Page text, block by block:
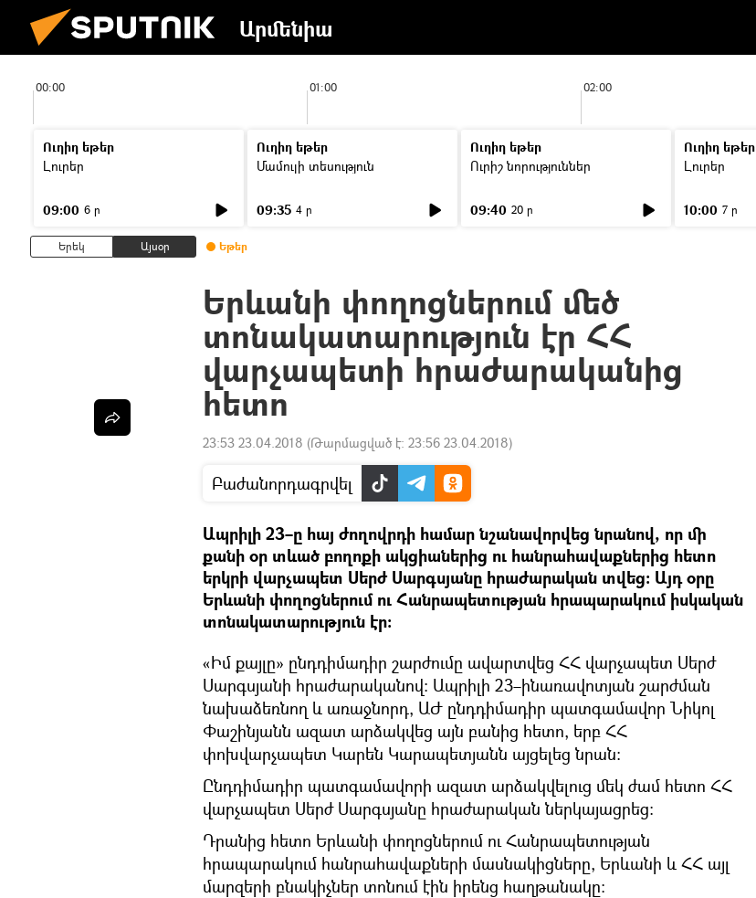
Արմենիա
00:00 01:00 02:00
Ուղիղ եթեր
Լուրեր
09:00 6 ր
Ուղիղ եթեր
Մամուլի տեսություն
09:35 4 ր
Ուղիղ եթեր
Ուրիշ նորություններ
09:40 20 ր
Ուղիղ եթեր
Լուրեր
10:00 7 ր
Երեկ Այսօր Եթեր
Երևանի փողոցներում մեծ
տոնակատարություն էր ՀՀ
վարչապետի հրաժարականից
հետո
23:53 23.04.2018 (Թարմացված է: 23:56 23.04.2018)
Բաժանորդագրվել
Ապրիլի 23–ը հայ ժողովրդի համար նշանավորվեց նրանով, որ մի
քանի օր տևած բողոքի ակցիաներից ու հանրահավաքներից հետո
երկրի վարչապետ Սերժ Սարգսյանը հրաժարական տվեց։ Այդ օրը
Երևանի փողոցներում ու Հանրապետության հրապարակում իսկական
տոնակատարություն էր։
«Իմ քայլը» ընդդիմադիր շարժումը ավարտվեց ՀՀ վարչապետ Սերժ
Սարգսյանի հրաժարականով։ Ապրիլի 23–ինառավոտյան շարժման
նախաձեռնող և առաջնորդ, ԱԺ ընդդիմադիր պատգամավոր Նիկոլ
Փաշինյանն ազատ արձակվեց այն բանից հետո, երբ ՀՀ
փոխվարչապետ Կարեն Կարապետյանն այցելեց նրան։
Ընդդիմադիր պատգամավորի ազատ արձակվելուց մեկ ժամ հետո ՀՀ
վարչապետ Սերժ Սարգսյանը հրաժարական ներկայացրեց։
Դրանից հետո Երևանի փողոցներում ու Հանրապետության
հրապարակում հանրահավաքների մասնակիցները, Երևանի և ՀՀ այլ
մարզերի բնակիչներ տոնում էին իրենց հաղթանակը։